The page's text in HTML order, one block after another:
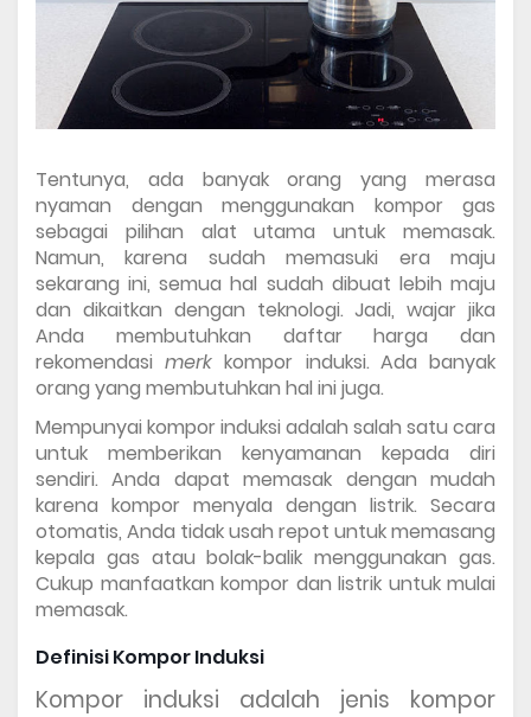
Tentunya, ada banyak orang yang merasa
nyaman dengan menggunakan kompor gas
sebagai pilihan alat utama untuk memasak.
Namun, karena sudah memasuki era maju
sekarang ini, semua hal sudah dibuat lebih maju
dan dikaitkan dengan teknologi. Jadi, wajar jika
Anda membutuhkan daftar harga dan
rekomendasi merk kompor induksi. Ada banyak
orang yang membutuhkan hal ini juga.
Mempunyai kompor induksi adalah salah satu cara
untuk memberikan kenyamanan kepada diri
sendiri. Anda dapat memasak dengan mudah
karena kompor menyala dengan listrik. Secara
otomatis, Anda tidak usah repot untuk memasang
kepala gas atau bolak-balik menggunakan gas.
Cukup manfaatkan kompor dan listrik untuk mulai
memasak.
Definisi Kompor Induksi
Kompor induksi adalah jenis kompor